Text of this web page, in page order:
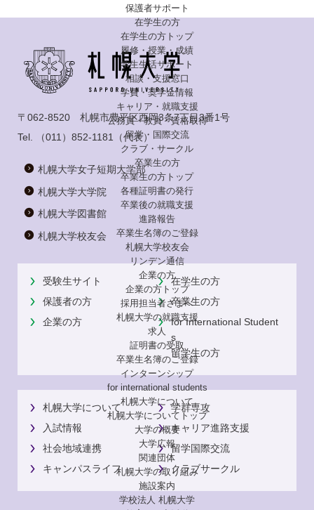
保護者サポート
在学生の方
在学生の方トップ
履修・授業・成績
学生生活サポート
相談・支援窓口
学費・奨学金情報
キャリア・就職支援
公務員・教員・資格取得
留学・国際交流
クラブ・サークル
卒業生の方
卒業生の方トップ
各種証明書の発行
卒業後の就職支援
進路報告
卒業生名簿のご登録
札幌大学校友会
リンデン通信
企業の方
企業の方トップ
採用担当者さまへ
札幌大学の就職支援
求人
証明書の受取
卒業生名簿のご登録
インターンシップ
for internationalstudents
札幌大学について
札幌大学についてトップ
大学の概要
大学広報
関連団体
札幌大学の取り組み
施設案内
学校法人 札幌大学
〒062-8520 札幌市豊平区西岡3条7丁目3番1号
Tel.
（011）852-1181 （代表）
札幌大学女子短期大学部
札幌大学大学院
札幌大学図書館
札幌大学校友会
受験生サイト
在学生の方
保護者の方
卒業生の方
企業の方
for International Student
s
留学生の方
札幌大学について
学群専攻
入試情報
キャリア進路支援
社会地域連携
留学国際交流
キャンパスライフ
クラブサークル